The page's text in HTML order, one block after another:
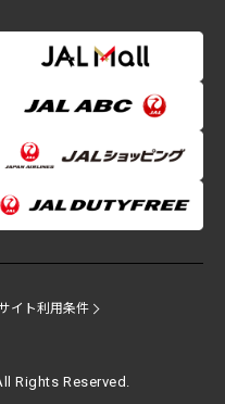
イト利用条件
Rights Reserved.